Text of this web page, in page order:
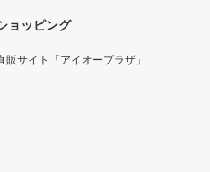
ョッピング
販サイト「アイオープラザ」